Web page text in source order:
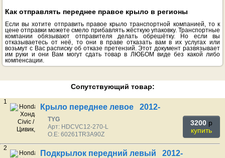
Как отправлять переднее правое крыло в регионы
Если вы хотите отправить правое крыло транспортной компанией, то к
цене отправки можете смело прибавлять жёсткую упаковку. Транспортные
компании обязывают отправителя делать обрешётку. Но если вы
отказываетесь от неё, то они в праве отказать вам в их услугах или
возьмут с Вас расписку об отказе претензий. Этот документ развязывает
им руки и они Вам могут сдать товар в ЛЮБОМ виде без какой либо
компенсации.
Сопутствующий товар:
1
Крыло переднее левое 2012-
TYG
Арт: HDCVC12-270-L
O.E: 60261TR3A90Z
3200 p
купить
2
Подкрылок передний левый 2012-